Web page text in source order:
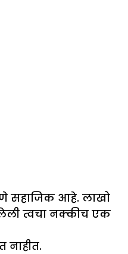
सहाजिक आहे. लाखो
त्वचा नक्कीच एक
नाहीत.